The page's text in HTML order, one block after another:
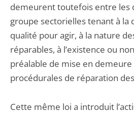
demeurent toutefois entre les
groupe sectorielles tenant à la
qualité pour agir, à la nature
réparables, à l’existence ou
préalable de mise en
procédurales de réparation
Cette même loi a introduit